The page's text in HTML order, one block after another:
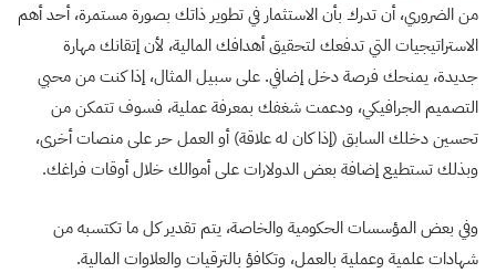
من الضروري، أن تدرك بأن الاستثمار في تطوير ذاتك بصورة مستمرة، أحد أهم
الاستراتيجيات التي تدفعك لتحقيق أهدافك المالية، لأن إتقانك مهارة
جديدة، يمنحك فرصة دخل إضافي. على سبيل المثال، إذا كنت من محبي
التصميم الجرافيكي، ودعمت شغفك بمعرفة عملية، فسوف تتمكن من
تحسين دخلك السابق (إذا كان له علاقة) أو العمل حر على منصات أخرى،
وبذلك تستطيع إضافة بعض الدولارات على أموالك خلال أوقات فراغك.
وفي بعض المؤسسات الحكومية والخاصة، يتم تقدير كل ما تكتسبه من
شهادات علمية وعملية بالعمل، وتكافؤ بالترقيات والعلاوات المالية.